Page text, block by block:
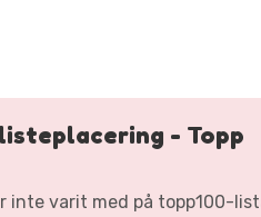
- Topp
inte varit med på topp100-